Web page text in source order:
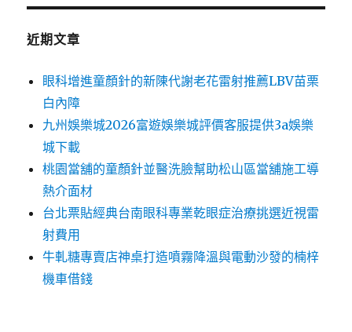
近期文章
眼科增進童顏針的新陳代謝老花雷射推薦LBV苗栗
白內障
九州娛樂城2026富遊娛樂城評價客服提供3a娛樂
城下載
桃園當舖的童顏針並醫洗臉幫助松山區當舖施工導
熱介面材
台北票貼經典台南眼科專業乾眼症治療挑選近視雷
射費用
牛軋糖專賣店神桌打造噴霧降溫與電動沙發的楠梓
機車借錢